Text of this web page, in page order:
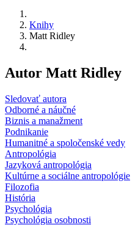
Knihy
Matt Ridley
Autor Matt Ridley
Sledovať autora
Odborné a náučné
Biznis a manažment
Podnikanie
Humanitné a spoločenské vedy
Antropológia
Jazyková antropológia
Kultúrne a sociálne antropológie
Filozofia
História
Psychológia
Psychológia osobnosti